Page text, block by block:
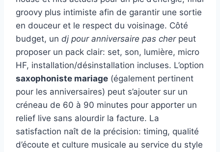
groovy plus intimiste afin de garantir une sortie
en douceur et le respect du voisinage. Côté
budget, un dj pour anniversaire pas cherpeut
proposer un pack clair: set, son, lumière, micro
HF, installation/désinstallation incluses. L’option
saxophoniste mariage (également pertinent
pour les anniversaires) peut s’ajouter sur un
créneau de 60 à 90 minutes pour apporter un
relief live sans alourdir la facture. La
satisfaction naît de la précision: timing, qualité
d’écoute et culture musicale au service du style